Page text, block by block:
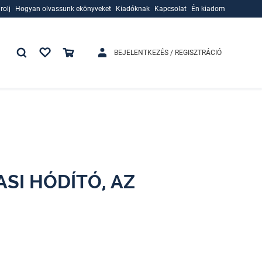
Hogyan olvassunk ekönyveket
Kiadóknak
Kapcsolat Én kiadom
BEJELENTKEZÉS / REGISZTRÁCIÓ
HÓDÍTÓ, AZ